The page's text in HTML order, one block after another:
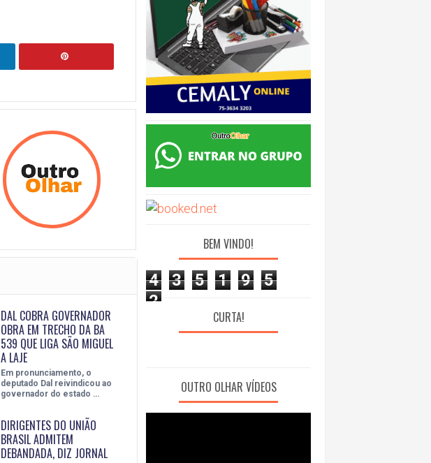
DAL COBRA GOVERNADOR
OBRA EM TRECHO DA BA
539 QUE LIGA SÃO MIGUEL
A LAJE
Em pronunciamento, o
deputado Dal reivindicou ao
governador do estado …
DIRIGENTES DO UNIÃO
BRASIL ADMITEM
DEBANDADA, DIZ JORNAL
BEM VINDO!
4 3 5 1 9
5
2
CURTA!
OUTRO OLHAR VÍDEOS